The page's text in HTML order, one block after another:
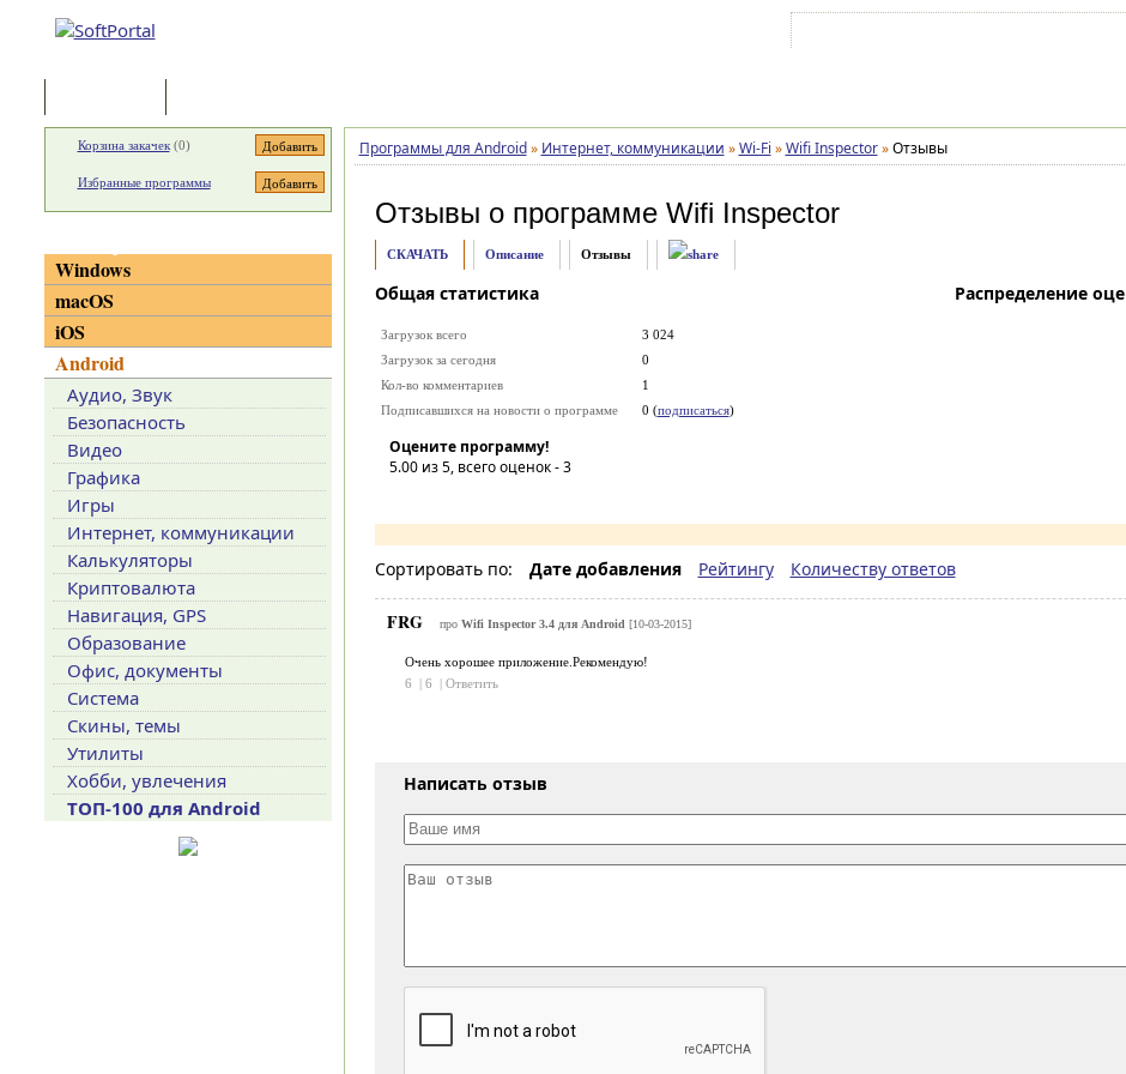
Программы для Android » Интернет, коммуникации » Wi-Fi » Wifi Inspector » Отзывы
Отзывы о программе Wifi Inspector
СКАЧАТЬ Описание Отзывы
Общая статистика
Загрузок всего
3 024
Загрузок за сегодня
0
Кол-во комментариев
1
Подписавшихся на новости о программе
0 (подписаться)
Оцените программу!
5.00из 5, всего оценок -3
Распределение
Сортировать по: Дате добавления Рейтингу Количеству ответов
FRG про Wifi Inspector 3.4 для Android [10-03-2015]
Очень хорошее приложение.Рекомендую!
6
| 6 | Ответить
Написать отзыв
Корзина закачек(0)
Избранные программы
Windows
macOS
iOS
Android
Аудио, Звук
Безопасность
Видео
Графика
Игры
Интернет, коммуникации
Калькуляторы
Криптовалюта
Навигация, GPS
Образование
Офис, документы
Система
Скины, темы
Утилиты
Хобби, увлечения
ТОП-100 для Android